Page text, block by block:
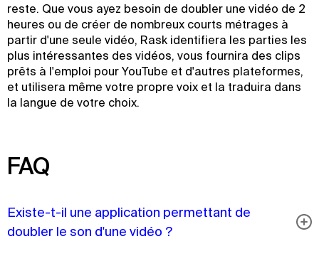
reste. Que vous ayez besoin de doubler une vidéo de 2
heures ou de créer de nombreux courts métrages à
partir d'une seule vidéo, Rask identifiera les parties les
plus intéressantes des vidéos, vous fournira des clips
prêts à l'emploi pour YouTube et d'autres plateformes,
et utilisera même votre propre voix et la traduira dans
la langue de votre choix.
FAQ
Existe-t-il une application permettant de
doubler le son d'une vidéo ?